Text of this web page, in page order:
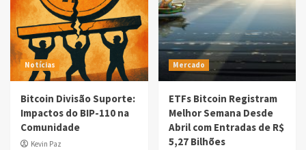
Notícias
Bitcoin Divisão Suporte:
Impactos do BIP-110 na
Comunidade
Kevin Paz
Mercado
ETFs Bitcoin Registram
Melhor Semana Desde
Abril com Entradas de R$
5,27 Bilhões